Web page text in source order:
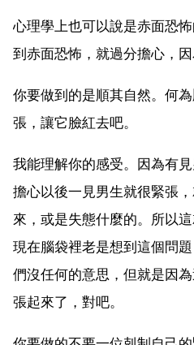
心理學上也可以說是赤面恐
到赤面恐怖，就過分擔心，因
你要做到的是順其自然。何
張，讓它臉紅去吧。
我能理解你的感受。因為有
擔心以後一見男生就很緊張
來，或是失態什麼的。所以
現在腦袋裡老是想到這個問
們沒任何的意思，但就是因
張起來了，對吧。